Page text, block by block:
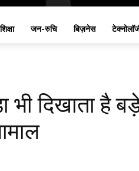
शिक्षा जन-रुचि बिज़नेस
दिखाता है